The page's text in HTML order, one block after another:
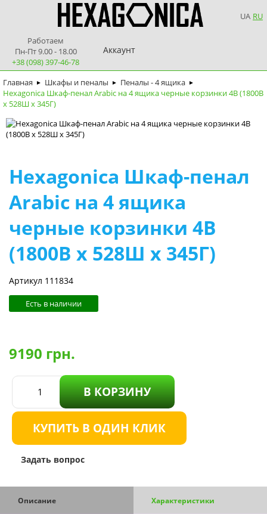
UA RU
Работаем
Пн-Пт 9.00 - 18.00
+38 (098) 397-46-78
Аккаунт
Главная ► Шкафы и пеналы ► Пеналы - 4 ящика ►
Hexagonica Шкаф-пенал Arabic на 4 ящика черные корзинки 4В (1800В
х 528Ш х 345Г)
Hexagonica Шкаф-пенал
Arabic на 4 ящика
черные корзинки 4В
(1800В х 528Ш х 345Г)
Артикул 111834
Есть в наличии
9190 грн.
В КОРЗИНУ
КУПИТЬ В ОДИН КЛИК
Задать вопрос
Описание Характеристики